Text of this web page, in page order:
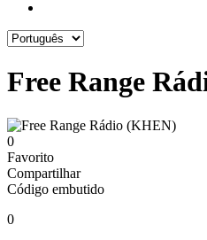
Free Range
0
Favorito
Compartilhar
Código embutido
0